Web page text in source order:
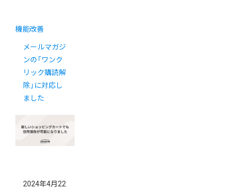
機能改善
メールマガジ
ンの「ワンク
リック購読解
除」に対応し
ました
2024年4月22